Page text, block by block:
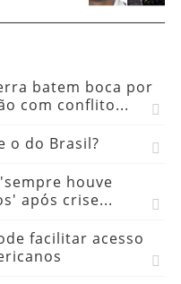
batem boca por
com conflito...
o do Brasil?
houve
após crise...
facilitar acesso